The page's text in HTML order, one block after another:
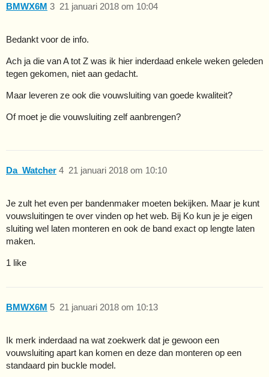
BMWX6M 21 januari 2018 om 10:04
3
Bedankt voor de info.
Ach ja die van A tot Z was ik hier inderdaad enkele weken geleden
tegen gekomen, niet aan gedacht.
Maar leveren ze ook die vouwsluiting van goede kwaliteit?
Of moet je die vouwsluiting zelf aanbrengen?
Da_Watcher 21 januari 2018 om 10:10
4
Je zult het even per bandenmaker moeten bekijken. Maar je kunt
vouwsluitingen te over vinden op het web. Bij Ko kun je je eigen
sluiting wel laten monteren en ook de band exact op lengte laten
maken.
1 like
BMWX6M 21 januari 2018 om 10:13
5
Ik merk inderdaad na wat zoekwerk dat je gewoon een
vouwsluiting apart kan komen en deze dan monteren op een
standaard pin buckle model.